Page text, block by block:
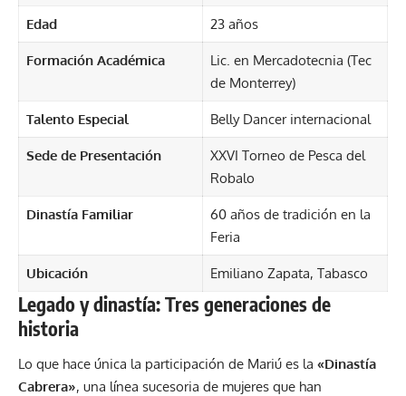
Edad 23 años
Formación Académica
Lic. en Mercadotecnia (Tec
de Monterrey)
Talento Especial Belly Dancer internacional
Sede de Presentación
XXVI Torneo de Pesca del
Robalo
Dinastía Familiar
60 años de tradición en la
Feria
Ubicación Emiliano Zapata, Tabasco
Legado y dinastía: Tres generaciones de
historia
Lo que hace única la participación de Mariú es la «Dinastía
Cabrera», una línea sucesoria de mujeres que han